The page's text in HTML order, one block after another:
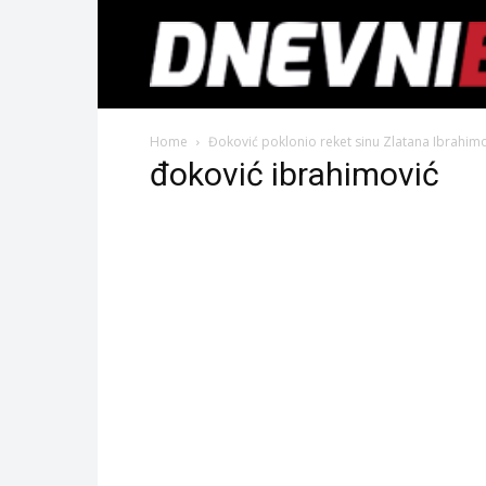
Home Đoković poklonio reket sinu Zlatana
đoković ibrahimović